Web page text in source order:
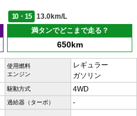
10・15
13.0km/L
満タンでどこまで走る？
650km
使用燃料
エンジン
レギュラー
ガソリン
駆動方式 4WD
過給器（ターボ） -